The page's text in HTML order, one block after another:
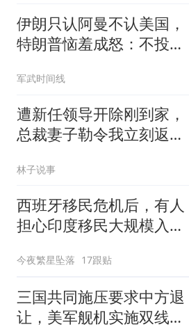
伊朗只认阿曼不认美国，
特朗普恼羞成怒：不投降
军武时间线
遭新任领导开除刚到家，
总裁妻子勒令我立刻返
林子说事
西班牙移民危机后，有人
担心印度移民大规模入侵
今夜繁星坠落 17跟贴
三国共同施压要求中方退
让，美军舰机实施双线抵